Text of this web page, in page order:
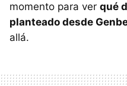
momento para ver qué
planteado desde
allá.